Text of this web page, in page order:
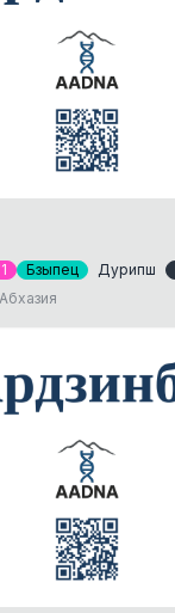
Бзыпец Дурипш